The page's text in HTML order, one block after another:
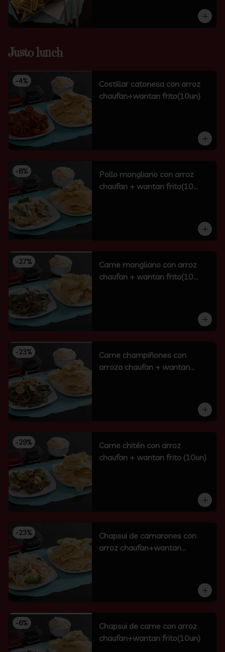
Justo lunch
-4%
Costillar catonesa con arroz
chaufan+wantan frito(10un)
-8%
Pollo mongliano con arroz
chaufan + wantan frito(10
-27%
Carne mongliano con arroz
chaufan + wantan frito(10
-23%
Carne champiñones con
arroza chaufan + wantan
-29%
Carne chitén con arroz
chaufan + wantan frito (10un)
-23%
Chapsui de camarones con
arroz chaufan+wantan
-6%
Chapsui de carne con arroz
chaufan+wantan frito(10un)